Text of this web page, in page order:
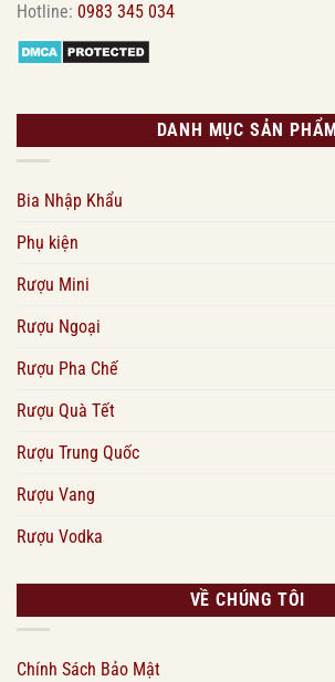
Hotline: 0983 345 034
DANH MỤC SẢN PHẨM
Bia Nhập Khẩu
Phụ kiện
Rượu Mini
Rượu Ngoại
Rượu Pha Chế
Rượu Quà Tết
Rượu Trung Quốc
Rượu Vang
Rượu Vodka
VỀ CHÚNG TÔI
Chính Sách Bảo Mật